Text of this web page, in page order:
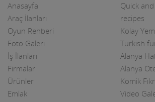
Anasayfa
Araç İlanları
Oyun Rehberi
Foto Galeri
İş İlanları
Firmalar
Ürünler
Emlak
Quick
recipes
Kolay
Turkish
Alanya
Alanya
Komik
Video